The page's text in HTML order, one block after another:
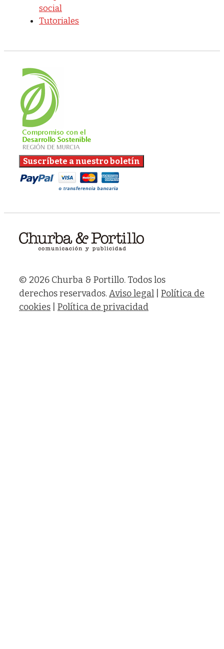
social
Tutoriales
© 2026 Churba & Portillo. Todos los
derechos reservados.Aviso legal
Política de
cookies
Política de privacidad